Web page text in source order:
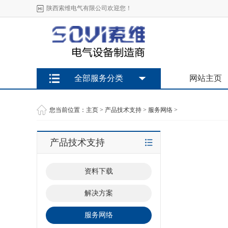
陕西索维电气有限公司欢迎您！
网站主页
全部服务分类
您当前位置： 主页 > 产品技术支持 > 服务网络 >
产品技术支持
资料下载
解决方案
服务网络